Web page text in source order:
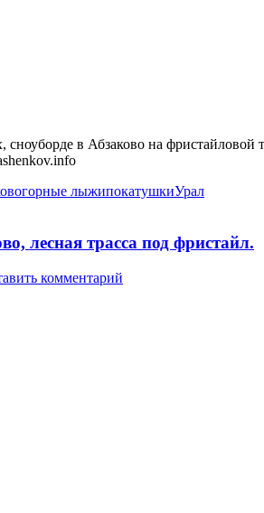
в Абзаково на фристайловой
горные лыжипокатушкиУрал
лесная трасса под фристайл.
комментарий